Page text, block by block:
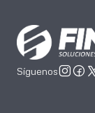
Síguenos